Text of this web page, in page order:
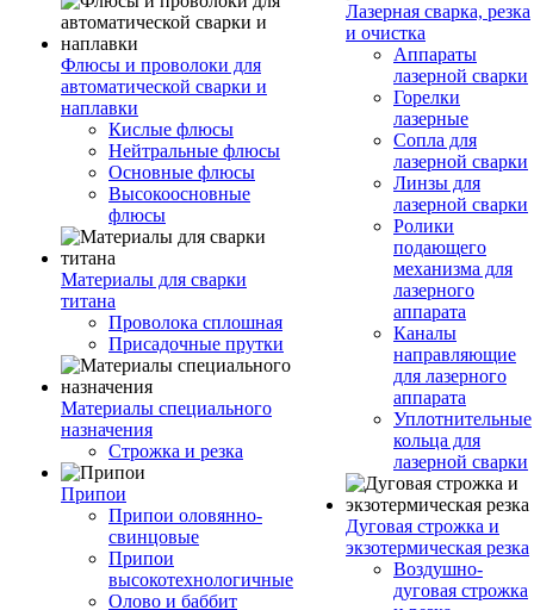
Флюсы и проволоки для
автоматической сварки и
наплавки
Кислые флюсы
Нейтральные флюсы
Основные флюсы
Высокоосновные
флюсы
Материалы для сварки
титана
Проволока сплошная
Присадочные прутки
Материалы специального
назначения
Строжка и резка
Припои
Припои оловянно-
свинцовые
Припои
высокотехнологичные
Олово и баббит
Лазерная сварка, резка
и очистка
Аппараты
лазерной сварки
Горелки
лазерные
Сопла для
лазерной сварки
Линзы для
лазерной сварки
Ролики
подающего
механизма для
лазерного
аппарата
Каналы
направляющие
для лазерного
аппарата
Уплотнительные
кольца для
лазерной сварки
Дуговая строжка и
экзотермическая резка
Воздушно-
дуговая строжка